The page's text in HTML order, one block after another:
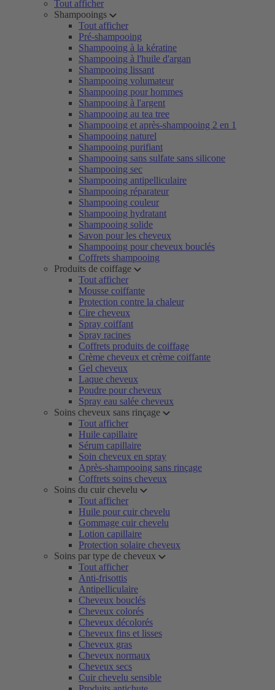
Tout afficher
Shampooings
Tout afficher
Pré-shampooing
Shampooing à la kératine
Shampooing à l'huile d'argan
Shampooing lissant
Shampooing volumateur
Shampooing pour hommes
Shampooing à l'argent
Shampooing au tea tree
Shampooing et après-shampooing 2 en 1
Shampooing naturel
Shampooing purifiant
Shampooing sans sulfate sans silicone
Shampooing sec
Shampooing antipelliculaire
Shampooing réparateur
Shampooing couleur
Shampooing hydratant
Shampooing solide
Savon pour les cheveux
Shampooing pour cheveux bouclés
Coffrets shampooing
Produits de coiffage
Tout afficher
Mousse coiffante
Protection contre la chaleur
Cire cheveux
Spray coiffant
Spray racines
Coffrets produits de coiffage
Crème cheveux et crème coiffante
Gel cheveux
Laque cheveux
Poudre pour cheveux
Spray eau salée cheveux
Soins cheveux sans rinçage
Tout afficher
Huile capillaire
Sérum capillaire
Soin cheveux en spray
Après-shampooing sans rinçage
Coffrets soins cheveux
Soins du cuir chevelu
Tout afficher
Huile pour cuir chevelu
Gommage cuir chevelu
Lotion capillaire
Protection solaire cheveux
Soins par type de cheveux
Tout afficher
Anti-frisottis
Antipelliculaire
Cheveux bouclés
Cheveux colorés
Cheveux décolorés
Cheveux fins et lisses
Cheveux gras
Cheveux normaux
Cheveux secs
Cuir chevelu sensible